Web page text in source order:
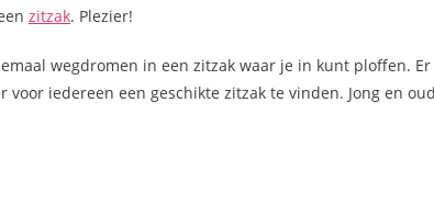
zitzak. Plezier!
wegdromen in een zitzak waar je in kunt ploffen.
iedereen een geschikte zitzak te vinden. Jong en